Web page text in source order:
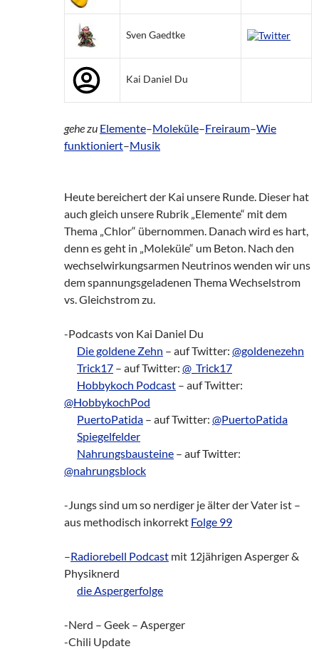
Sven Gaedtke
Kai Daniel Du
gehe zu Elemente–Moleküle–Freiraum–Wie
funktioniert–Musik
Heute bereichert der Kai unsere Runde. Dieser hat
auch gleich unsere Rubrik „Elemente“ mit dem
Thema „Chlor“ übernommen. Danach wird es hart,
denn es geht in „Moleküle“ um Beton. Nach den
wechselwirkungsarmen Neutrinos wenden wir uns
dem spannungsgeladenen Thema Wechselstrom
vs. Gleichstrom zu.
-Podcasts von Kai Daniel Du
Die goldene Zehn – auf Twitter: @goldenezehn
Trick17 – auf Twitter: @_Trick17
Hobbykoch Podcast – auf Twitter:
@HobbykochPod
PuertoPatida – auf Twitter: @PuertoPatida
Spiegelfelder
Nahrungsbausteine – auf Twitter:
@nahrungsblock
-Jungs sind um so nerdiger je älter der Vater ist –
aus methodisch inkorrekt Folge 99
–Radiorebell Podcast mit 12jährigen Asperger &
Physiknerd
die Aspergerfolge
-Nerd – Geek – Asperger
-Chili Update